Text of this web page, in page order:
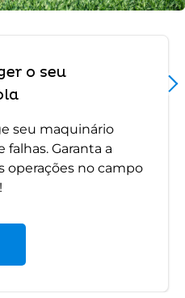
o seu
seu maquinário
falhas. Garanta a
operações no campo